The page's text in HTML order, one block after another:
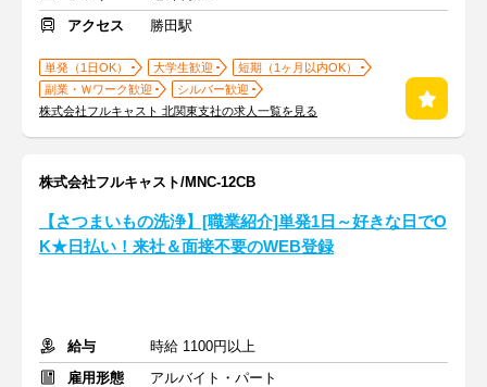
アクセス
勝田駅
単発（1日OK） 大学生歓迎
短期（1ヶ月以内OK）
副業・Ｗワーク歓迎
シルバー歓迎
株式会社フルキャスト 北関東支社の求人一覧を見る
株式会社フルキャスト/MNC-12CB
【さつまいもの洗浄】[職業紹介]単発1日～好きな日でO
K★日払い！来社＆面接不要のWEB登録
給与
時給 1100円以上
雇用形態
アルバイト・パート